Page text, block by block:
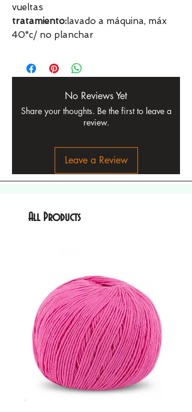
vueltas
tratamiento:lavado a máquina, máx
40°c/ no planchar
No Reviews Yet
Share your thoughts. Be the first to leave a
review.
Leave a Review
All Products